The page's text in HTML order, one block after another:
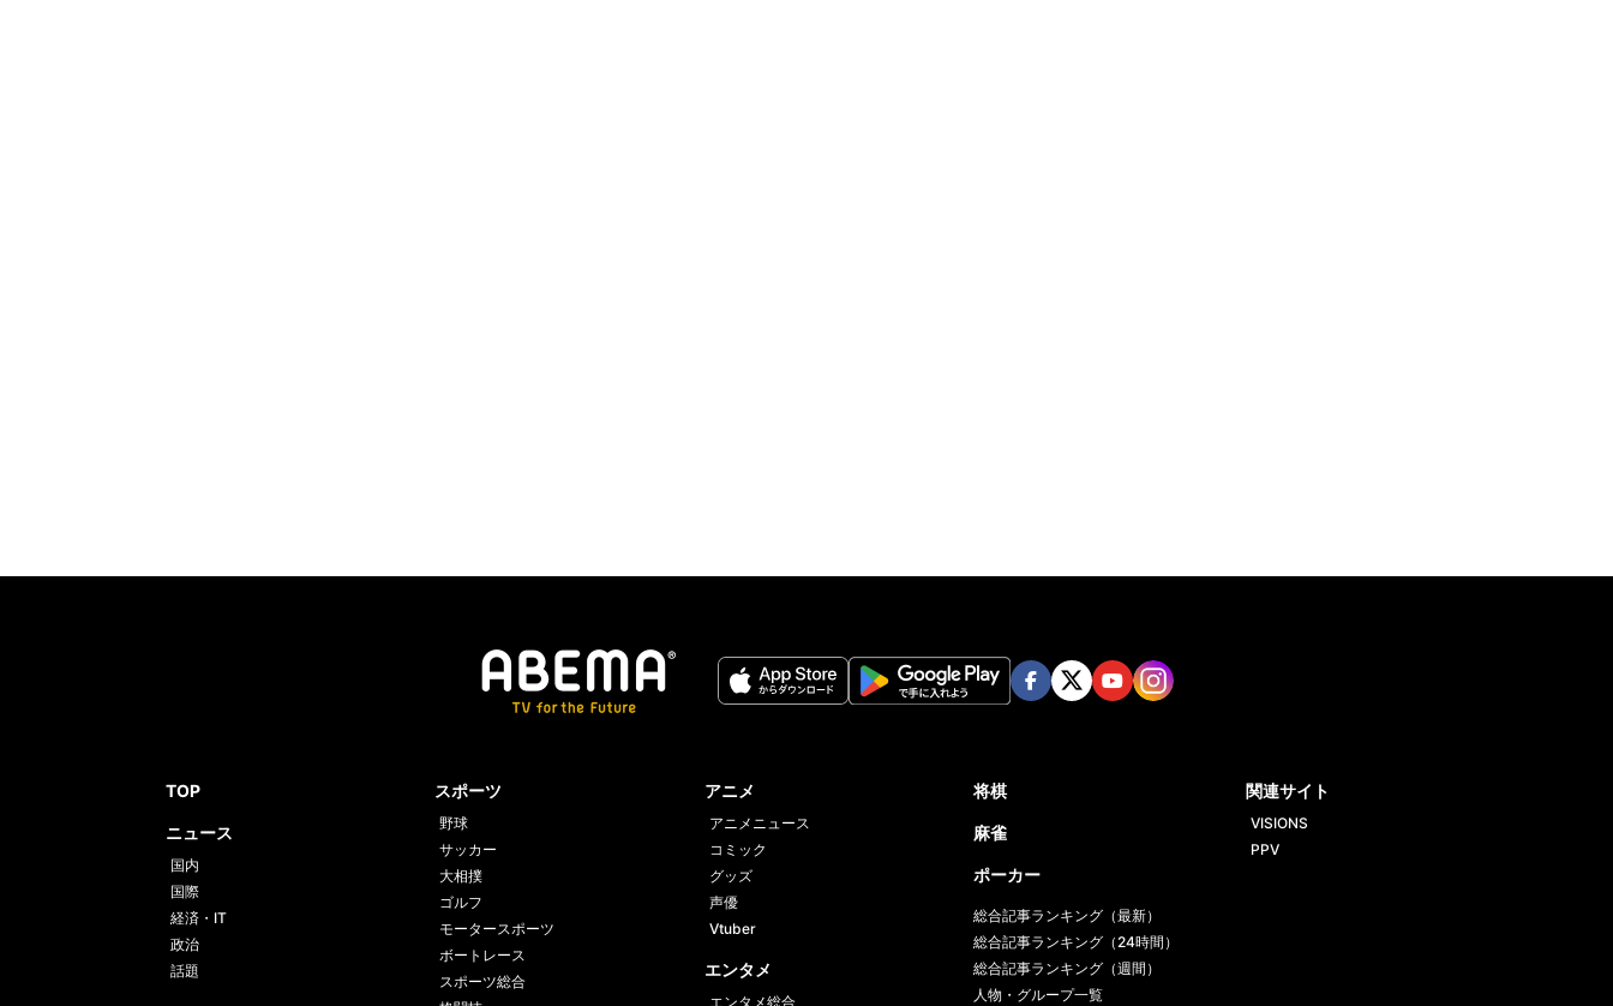
TOP
ニュース
国内
国際
経済・IT
政治
話題
スポーツ
野球
サッカー
大相撲
ゴルフ
モータースポーツ
ボートレース
スポーツ総合
アニメ
アニメニュース
コミック
グッズ
声優
Vtuber
エンタメ
エンタメ総合
将棋
麻雀
ポーカー
総合記事ランキング（最新）
総合記事ランキング（24時間）
総合記事ランキング（週間）
人物・グループ一覧
関連サイト
VISIONS
PPV